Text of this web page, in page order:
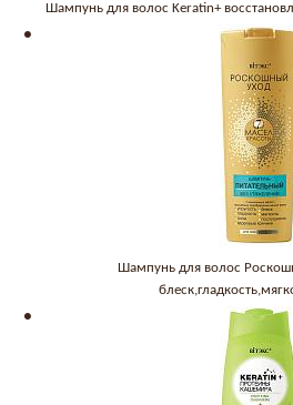
Шампунь для волос Keratin+
Шампунь для волос